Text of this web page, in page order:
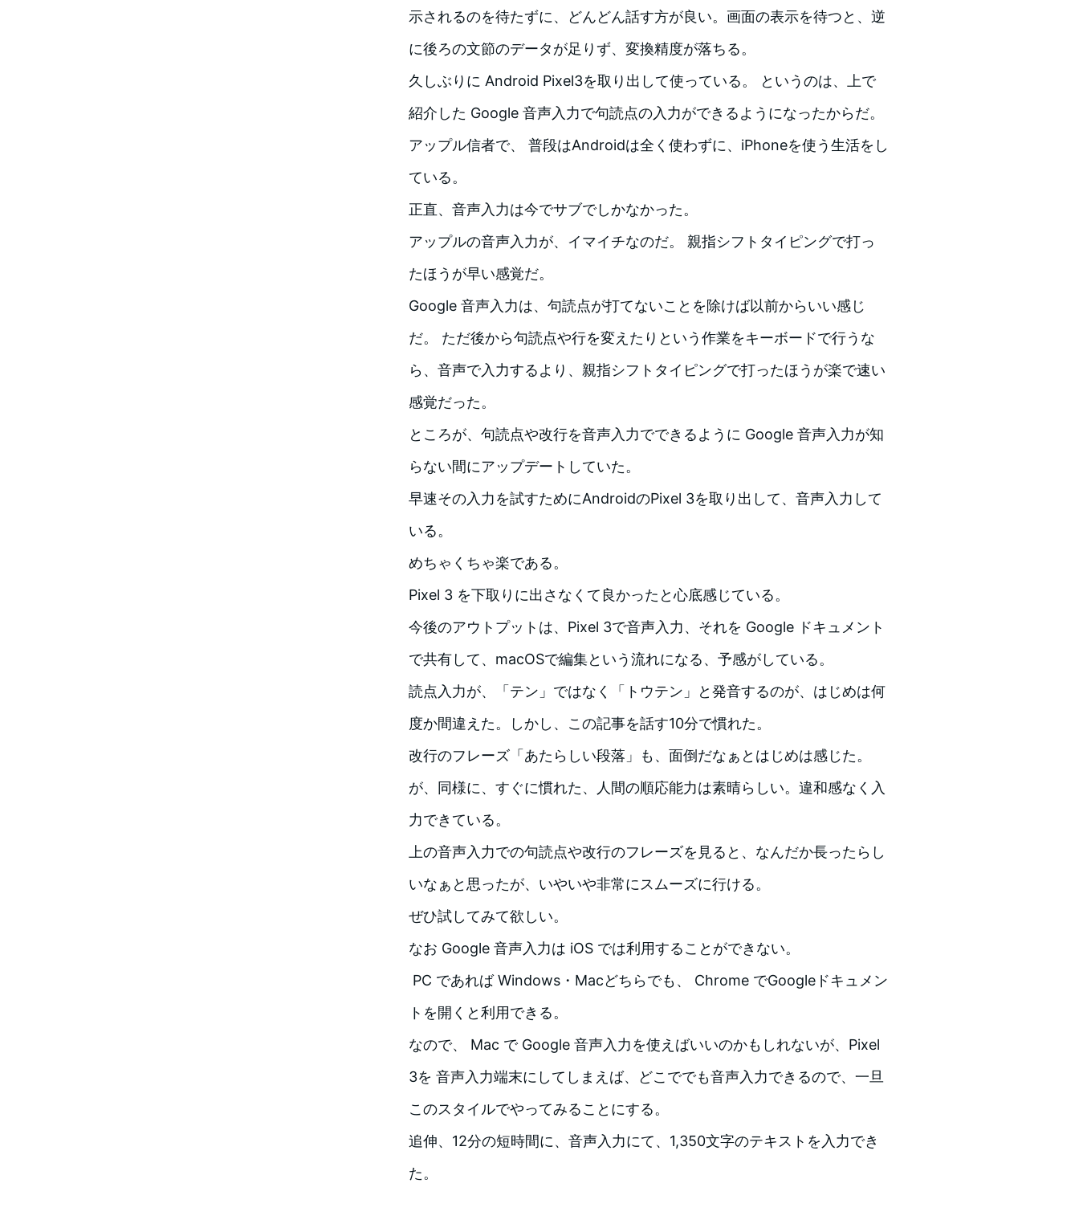
示されるのを待たずに、どんどん話す方が良い。画面の表示を待つと、逆
に後ろの文節のデータが足りず、変換精度が落ちる。
久しぶりに Android Pixel3を取り出して使っている。 というのは、上で
紹介した Google 音声入力で句読点の入力ができるようになったからだ。
アップル信者で、 普段はAndroidは全く使わずに、iPhoneを使う生活をし
ている。
正直、音声入力は今でサブでしかなかった。
アップルの音声入力が、イマイチなのだ。 親指シフトタイピングで打っ
たほうが早い感覚だ。
Google 音声入力は、句読点が打てないことを除けば以前からいい感じ
だ。 ただ後から句読点や行を変えたりという作業をキーボードで行うな
ら、音声で入力するより、親指シフトタイピングで打ったほうが楽で速い
感覚だった。
ところが、句読点や改行を音声入力でできるように Google 音声入力が知
らない間にアップデートしていた。
早速その入力を試すためにAndroidのPixel 3を取り出して、音声入力して
いる。
めちゃくちゃ楽である。
Pixel 3 を下取りに出さなくて良かったと心底感じている。
今後のアウトプットは、Pixel 3で音声入力、それを Google ドキュメント
で共有して、macOSで編集という流れになる、予感がしている。
読点入力が、「テン」ではなく「トウテン」と発音するのが、はじめは何
度か間違えた。しかし、この記事を話す10分で慣れた。
改行のフレーズ「あたらしい段落」も、面倒だなぁとはじめは感じた。
が、同様に、すぐに慣れた、人間の順応能力は素晴らしい。違和感なく入
力できている。
上の音声入力での句読点や改行のフレーズを見ると、なんだか長ったらし
いなぁと思ったが、いやいや非常にスムーズに行ける。
ぜひ試してみて欲しい。
なお Google 音声入力は iOS では利用することができない。
PC であれば Windows・Macどちらでも、 Chrome でGoogleドキュメン
トを開くと利用できる。
なので、 Mac で Google 音声入力を使えばいいのかもしれないが、Pixel
3を 音声入力端末にしてしまえば、どこででも音声入力できるので、一旦
このスタイルでやってみることにする。
追伸、12分の短時間に、音声入力にて、1,350文字のテキストを入力でき
た。